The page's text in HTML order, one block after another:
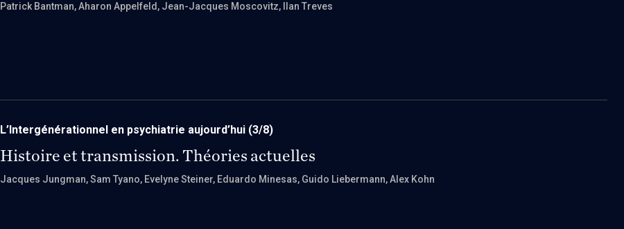
Patrick Bantman, Aharon Appelfeld , Jean-Jacques Moscovitz, Ilan Treves
L’Intergénérationnel en psychiatrie aujourd’hui (3/8)
Histoire et transmission. Théories actuelles
Jacques Jungman, Sam Tyano, Evelyne Steiner, Eduardo Minesas, Guido Liebermann, Alex Kohn